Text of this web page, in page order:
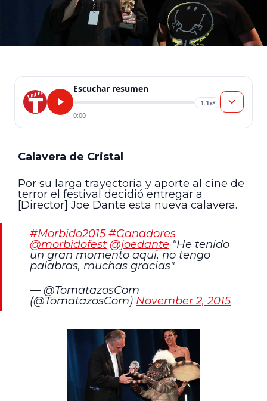
Escuchar resumen
1.1x▾
0:00
Calavera de Cristal
Por su larga trayectoria y aporte al cine de
terror el festival decidió entregar a
[Director] Joe Dante esta nueva calavera.
#Morbido2015 #Ganadores
@morbidofest @joedante "He tenido
un gran momento aquí, no tengo
palabras, muchas gracias"
— @TomatazosCom
(@TomatazosCom) November 2, 2015